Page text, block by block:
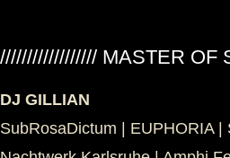
////////////////// MASTER OF
DJ GILLIAN
SubRosaDictum | EUPHORIA |